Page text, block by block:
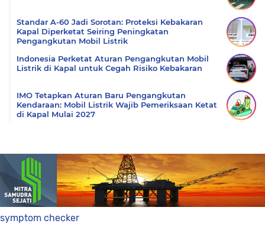
Standar A-60 Jadi Sorotan: Proteksi Kebakaran
Kapal Diperketat Seiring Peningkatan
Pengangkutan Mobil Listrik
Indonesia Perketat Aturan Pengangkutan Mobil
Listrik di Kapal untuk Cegah Risiko Kebakaran
IMO Tetapkan Aturan Baru Pengangkutan
Kendaraan: Mobil Listrik Wajib Pemeriksaan Ketat
di Kapal Mulai 2027
symptom checker